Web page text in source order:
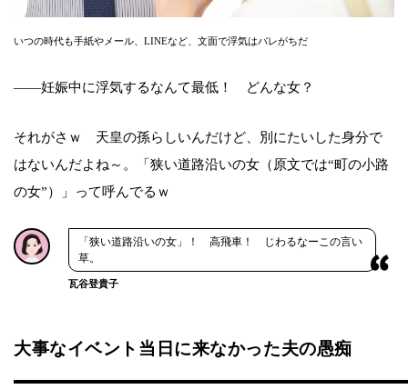
いつの時代も手紙やメール、LINEなど、文面で浮気はバレがちだ
――妊娠中に浮気するなんて最低！ どんな女？
それがさｗ 天皇の孫らしいんだけど、別にたいした身分で
はないんだよね～。「狭い道路沿いの女（原文では“町の小路
の女”）」って呼んでるｗ
「狭い道路沿いの女」！ 高飛車！ じわるなーこの言い
草。
瓦谷登貴子
大事なイベント当日に来なかった夫の愚痴